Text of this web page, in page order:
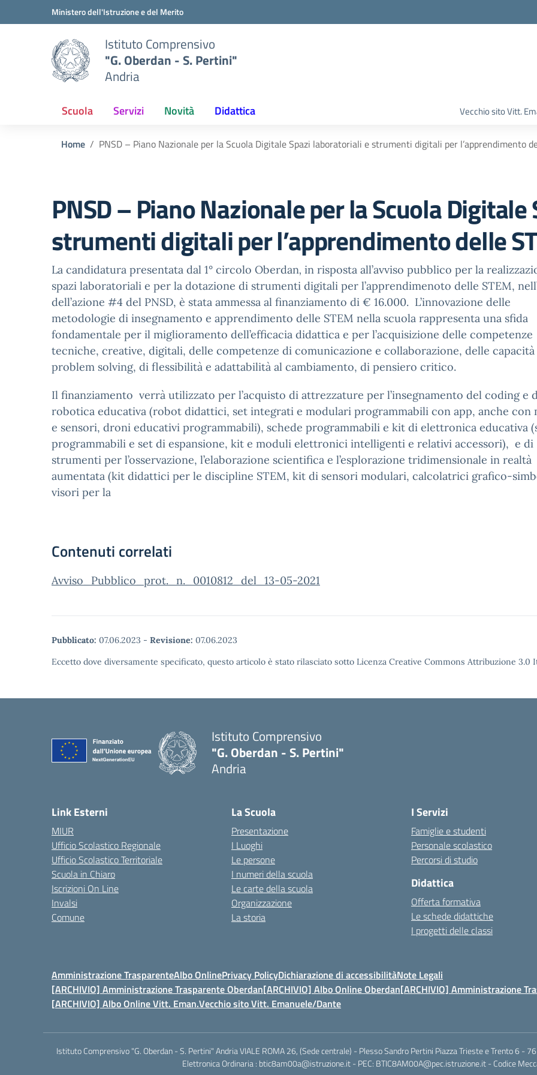
Vai ai contenuti
Vai al menu di navigazioneMinistero dell'Istruzione e del Merito
Istituto Comprensivo
"G. Oberdan - S. Pertini"
Andria
Scuola Servizi Novità Didattica Vecchio sito Vitt.
Home PNSD – Piano Nazionale per la Scuola Digitale Spazi laboratoriali e strumenti digitali per l’apprendimento
PNSD – Piano Nazionale per la Scuola
strumenti digitali per l’apprendimento delle
La candidatura presentata dal 1° circolo Oberdan, in risposta all’avviso pubblico per la
spazi laboratoriali e per la dotazione di strumenti digitali per l’apprendimenoto delle STEM,
dell’azione #4 del PNSD, è stata ammessa al finanziamento di € 16.000. L’innovazione delle
metodologie di insegnamento e apprendimento delle STEM nella scuola rappresenta una sfida
fondamentale per il miglioramento dell’efficacia didattica e per l’acquisizione delle competenze
tecniche, creative, digitali, delle competenze di comunicazione e collaborazione, delle
problem solving, di flessibilità e adattabilità al cambiamento, di pensiero critico.
Il finanziamento verrà utilizzato per l’acquisto di attrezzature per l’insegnamento del coding e
robotica educativa (robot didattici, set integrati e modulari programmabili con app, anche con
e sensori, droni educativi programmabili), schede programmabili e kit di elettronica educativa
programmabili e set di espansione, kit e moduli elettronici intelligenti e relativi accessori), e di
strumenti per l’osservazione, l’elaborazione scientifica e l’esplorazione tridimensionale in realtà
aumentata (kit didattici per le discipline STEM, kit di sensori modulari, calcolatrici grafico-
visori per la
Contenuti correlati
Avviso_Pubblico_prot._n._0010812_del_13-05-2021
Pubblicato: 07.06.2023 - Revisione: 07.06.2023
Eccetto dove diversamente specificato, questo articolo è stato rilasciato sotto Licenza Creative Commons Attribuzione 3.0
Istituto Comprensivo
"G. Oberdan - S. Pertini"
Andria
Link Esterni
MIUR
Ufficio Scolastico Regionale
Ufficio Scolastico Territoriale
Scuola in Chiaro
Iscrizioni On Line
Invalsi
Comune
La Scuola
Presentazione
I Luoghi
Le persone
I numeri della scuola
Le carte della scuola
Organizzazione
La storia
I Servizi
Famiglie e studenti
Personale scolastico
Percorsi di studio
Didattica
Offerta formativa
Le schede didattiche
I progetti delle classi
Amministrazione TrasparenteAlbo OnlinePrivacy PolicyDichiarazione di accessibilitàNote Legali
[ARCHIVIO] Amministrazione Trasparente Oberdan[ARCHIVIO] Albo Online Oberdan[ARCHIVIO] Amministrazione
[ARCHIVIO] Albo Online Vitt. Eman.Vecchio sito Vitt. Emanuele/Dante
Istituto Comprensivo "G. Oberdan - S. Pertini" Andria VIALE ROMA 26, (Sede centrale) - Plesso Sandro Pertini Piazza Trieste e Trento 6
Elettronica Ordinaria : btic8am00a@istruzione.it - PEC: BTIC8AM00A@pec.istruzione.it - Codice